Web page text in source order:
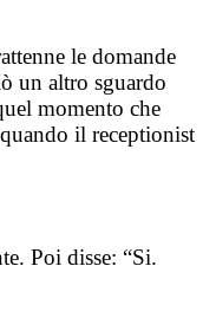
le domande
un altro sguardo
momento che
il receptionist
Poi disse: “Si.